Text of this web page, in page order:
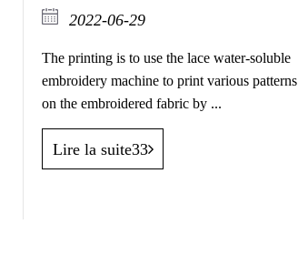
2022-06-29
The printing is to use the lace water-soluble
embroidery machine to print various patterns
on the embroidered fabric by ...
Lire la suite33